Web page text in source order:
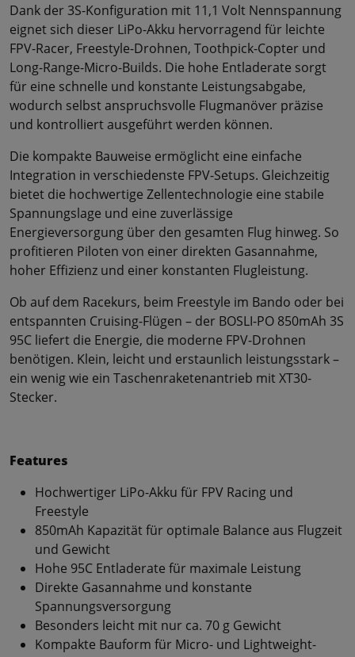
Dank der 3S-Konfiguration mit 11,1 Volt Nennspannung
eignet sich dieser LiPo-Akku hervorragend für leichte
FPV-Racer, Freestyle-Drohnen, Toothpick-Copter und
Long-Range-Micro-Builds. Die hohe Entladerate sorgt
für eine schnelle und konstante Leistungsabgabe,
wodurch selbst anspruchsvolle Flugmanöver präzise
und kontrolliert ausgeführt werden können.
Die kompakte Bauweise ermöglicht eine einfache
Integration in verschiedenste FPV-Setups. Gleichzeitig
bietet die hochwertige Zellentechnologie eine stabile
Spannungslage und eine zuverlässige
Energieversorgung über den gesamten Flug hinweg. So
profitieren Piloten von einer direkten Gasannahme,
hoher Effizienz und einer konstanten Flugleistung.
Ob auf dem Racekurs, beim Freestyle im Bando oder bei
entspannten Cruising-Flügen – der BOSLI-PO 850mAh 3S
95C liefert die Energie, die moderne FPV-Drohnen
benötigen. Klein, leicht und erstaunlich leistungsstark –
ein wenig wie ein Taschenraketenantrieb mit XT30-
Stecker.
Features
Hochwertiger LiPo-Akku für FPV Racing und
Freestyle
850mAh Kapazität für optimale Balance aus Flugzeit
und Gewicht
Hohe 95C Entladerate für maximale Leistung
Direkte Gasannahme und konstante
Spannungsversorgung
Besonders leicht mit nur ca. 70 g Gewicht
Kompakte Bauform für Micro- und Lightweight-